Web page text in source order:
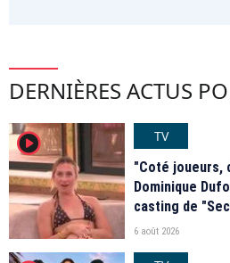
DERNIÈRES ACTUS
player2
TV
"Coté joueurs,
Dominique
casting de
6 août 2026